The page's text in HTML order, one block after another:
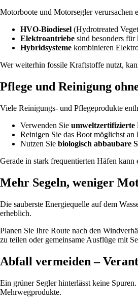
Motorboote und Motorsegler verursachen
HVO-Biodiesel (Hydrotreated
Elektroantriebe sind besonders für
Hybridsysteme kombinieren
Wer weiterhin fossile Kraftstoffe nutzt,
Pflege und Reinigung
Viele Reinigungs- und Pflegeprodukte
Verwenden Sie umweltzertifizierte
Reinigen Sie das Boot möglichst
Nutzen Sie biologisch abbaubare
Gerade in stark frequentierten Häfen
Mehr Segeln, weniger
Die sauberste Energiequelle auf dem
erheblich.
Planen Sie Ihre Route nach den
zu teilen oder gemeinsame Ausflüge mit
Abfall vermeiden –
Ein grüner Segler hinterlässt keine
Mehrwegprodukte.